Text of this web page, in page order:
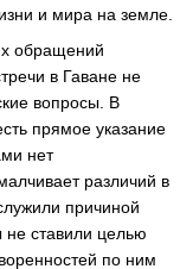
и мира на земле.
обращений
в Гаване не
вопросы. В
прямое указание
нет
различий в
причиной
ставили целью
по ним